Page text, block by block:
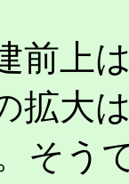
上
拡大
そう